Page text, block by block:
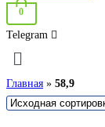
0
Telegram
Меню
Главная » 58,9